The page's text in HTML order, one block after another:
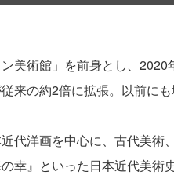
ン美術館」を前身とし、
来の約2倍に拡張。以前に
代洋画を中心に、古代美
幸』といった日本近代美